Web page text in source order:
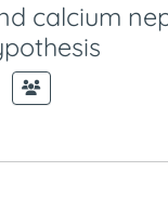
calcium